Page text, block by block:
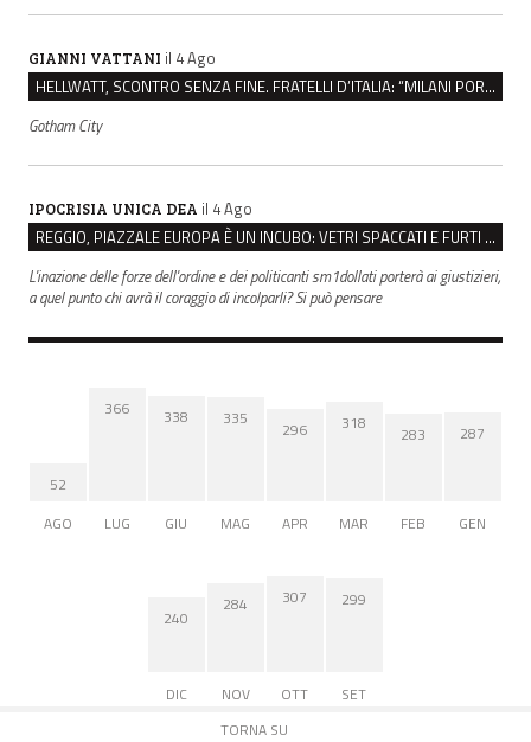
GIANNI VATTANI il 4 Ago
HELLWATT, SCONTRO SENZA FINE. FRATELLI D’ITALIA: “MILANI PORTA DOCUMENTI, DE FRANCO INSULTI”
Gotham City
IPOCRISIA UNICA DEA il 4 Ago
REGGIO, PIAZZALE EUROPA È UN INCUBO: VETRI SPACCATI E FURTI SULLE AUTO IN SOSTA
L'inazione delle forze dell'ordine e dei politicanti sm1dollati porterà ai giustizieri,
a quel punto chi avrà il coraggio di incolparli? Si può pensare
52
AGO
366
LUG
338
GIU
335
MAG
296
APR
318
MAR
283
FEB
287
GEN
240
DIC
284
NOV
307
OTT
299
SET
TORNA SU